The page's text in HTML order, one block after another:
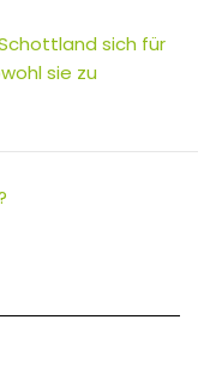
sich für
sie zu